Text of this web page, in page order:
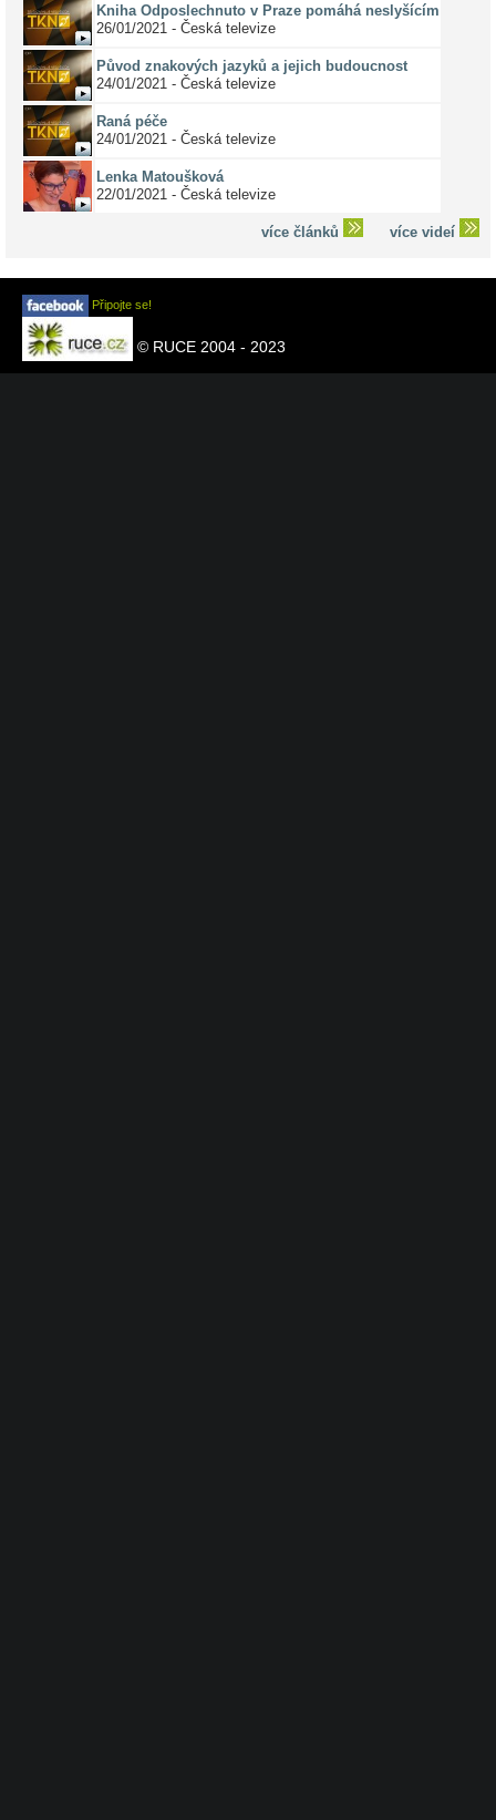
Kniha Odposlechnuto v Praze pomáhá neslyšícím
26/01/2021 - Česká televize
Původ znakových jazyků a jejich budoucnost
24/01/2021 - Česká televize
Raná péče
24/01/2021 - Česká televize
Lenka Matoušková
22/01/2021 - Česká televize
více článků více videí
Připojte se!
© RUCE 2004 - 2023